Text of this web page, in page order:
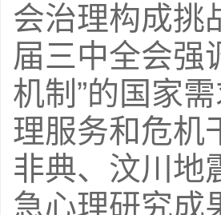
会治理构成挑
届三中全会强
机制”的国家
理服务和危机
非典、汶川地
急心理研究成